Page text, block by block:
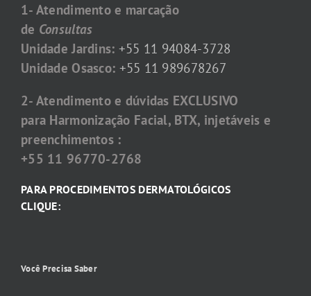
1- Atendimento e marcação
de Consultas
Unidade Jardins: +55 11 94084-3728
Unidade Osasco: +55 11 989678267
2- Atendimento e dúvidas EXCLUSIVO
para Harmonização Facial, BTX, injetáveis e
preenchimentos :
+55 11 96770-2768
PARA PROCEDIMENTOS DERMATOLÓGICOS
CLIQUE:
Você Precisa Saber